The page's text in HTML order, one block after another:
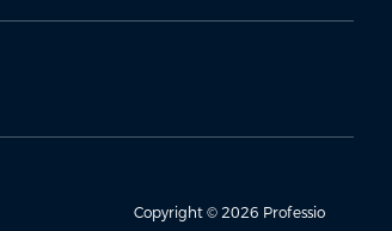
Copyright © 2026 Professio